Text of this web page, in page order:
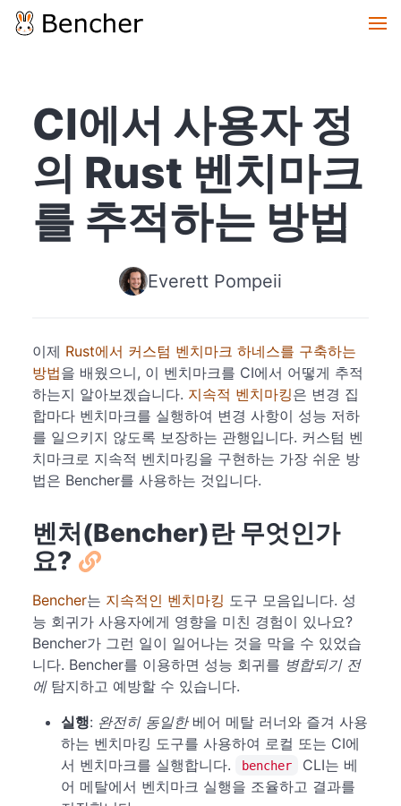
CI에서 사용자 정
의 Rust 벤치마크
를 추적하는 방법
Everett Pompeii
이제 Rust에서 커스텀 벤치마크 하네스를 구축하는
방법을 배웠으니, 이 벤치마크를 CI에서 어떻게 추적
하는지 알아보겠습니다. 지속적 벤치마킹은 변경 집
합마다 벤치마크를 실행하여 변경 사항이 성능 저하
를 일으키지 않도록 보장하는 관행입니다. 커스텀 벤
치마크로 지속적 벤치마킹을 구현하는 가장 쉬운 방
법은 Bencher를 사용하는 것입니다.
벤처(Bencher)란 무엇인가
요?
Bencher는 지속적인 벤치마킹 도구 모음입니다. 성
능 회귀가 사용자에게 영향을 미친 경험이 있나요?
Bencher가 그런 일이 일어나는 것을 막을 수 있었습
니다. Bencher를 이용하면 성능 회귀를 병합되기 전
에탐지하고 예방할 수 있습니다.
실행: 완전히 동일한베어 메탈 러너와 즐겨 사용
하는 벤치마킹 도구를 사용하여 로컬 또는 CI에
서 벤치마크를 실행합니다.
bencher
CLI는 베
어 메탈에서 벤치마크 실행을 조율하고 결과를